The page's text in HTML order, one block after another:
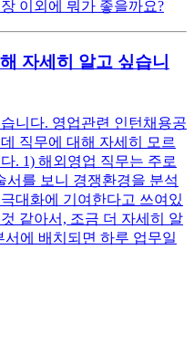
이외에 뭐가 좋을까요?
자세히 알고 싶습니
니다. 영업관련 인턴채용공
직무에 대해 자세히 모르
. 1) 해외영업 직무는 주로
서를 보니 경쟁환경을 분석
대화에 기여한다고 쓰여있
같아서, 조금 더 자세히 알
에 배치되면 하루 업무일